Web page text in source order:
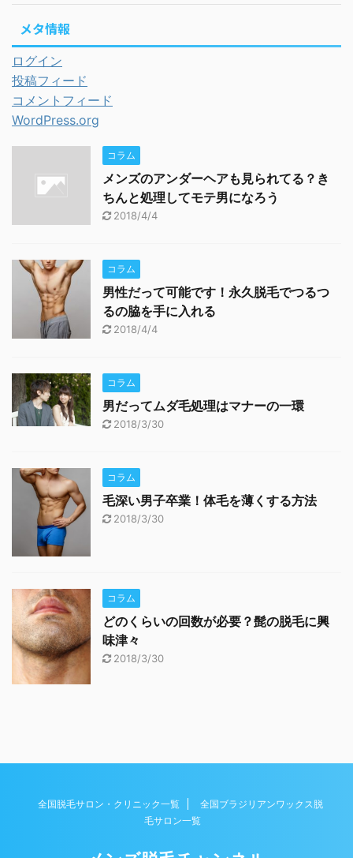
メタ情報
ログイン
投稿フィード
コメントフィード
WordPress.org
コラム
メンズのアンダーヘアも見られてる？き
ちんと処理してモテ男になろう
2018/4/4
コラム
男性だって可能です！永久脱毛でつるつ
るの脇を手に入れる
2018/4/4
コラム
男だってムダ毛処理はマナーの一環
2018/3/30
コラム
毛深い男子卒業！体毛を薄くする方法
2018/3/30
コラム
どのくらいの回数が必要？髭の脱毛に興
味津々
2018/3/30
全国脱毛サロン・クリニック一覧
全国ブラジリアンワックス脱
毛サロン一覧